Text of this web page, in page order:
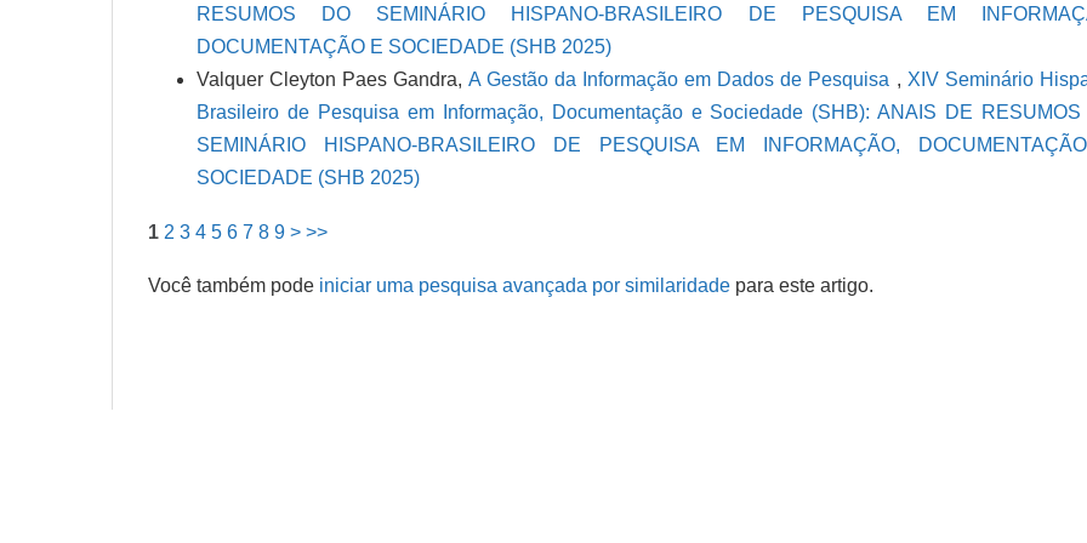
RESUMOS DO SEMINÁRIO HISPANO-BRASILEIRO DE PESQUISA EM
DOCUMENTAÇÃO E SOCIEDADE (SHB 2025)
Valquer Cleyton Paes Gandra, A Gestão da Informação em Dados de Pesquisa , XIV Seminário
Brasileiro de Pesquisa em Informação, Documentação e Sociedade (SHB): ANAIS DE RESUMOS
SEMINÁRIO HISPANO-BRASILEIRO DE PESQUISA EM INFORMAÇÃO,
SOCIEDADE (SHB 2025)
1 2 3 4 5 6 7 8 9 > >>
Você também pode iniciar uma pesquisa avançada por similaridade para este artigo.